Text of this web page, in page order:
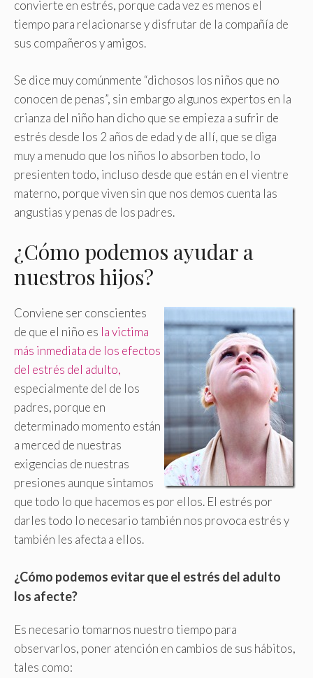
convierte en estrés, porque cada vez es menos el
tiempo para relacionarse y disfrutar de la compañía de
sus compañeros y amigos.
Se dice muy comúnmente “dichosos los niños que no
conocen de penas”, sin embargo algunos expertos en la
crianza del niño han dicho que se empieza a sufrir de
estrés desde los 2 años de edad y de allí, que se diga
muy a menudo que los niños lo absorben todo, lo
presienten todo, incluso desde que están en el vientre
materno, porque viven sin que nos demos cuenta las
angustias y penas de los padres.
¿Cómo podemos ayudar a
nuestros hijos?
Conviene ser conscientes
de que el niño es la victima
más inmediata de los efectos
del estrés del adulto,
especialmente del de los
padres, porque en
determinado momento están
a merced de nuestras
exigencias de nuestras
presiones aunque sintamos
que todo lo que hacemos es por ellos. El estrés por
darles todo lo necesario también nos provoca estrés y
también les afecta a ellos.
¿Cómo podemos evitar que el estrés del adulto
los afecte?
Es necesario tomarnos nuestro tiempo para
observarlos, poner atención en cambios de sus hábitos,
tales como: